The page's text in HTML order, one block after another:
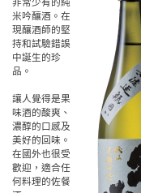
米吟釀酒。在
現釀酒師的堅
持和試驗錯誤
中誕生的珍
品。
讓人覺得是果
味酒的酸爽、
濃醇的口感及
美好的回味。
在國外也很受
歡迎，適合任
何料理的佐餐